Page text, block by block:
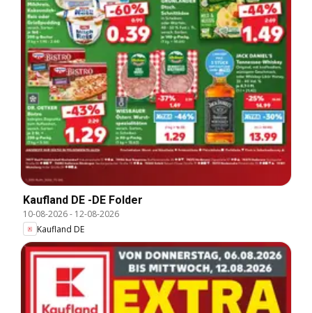
Kaufland DE -DE Folder
10-08-2026- 12-08-2026
Kaufland DE